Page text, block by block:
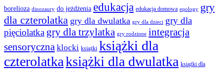
borelioza dinozaury do jeżdżenia edukacja edukacja domowa eqology gry
dla czterolatka gry dla dwulatka gry dla dzieci gry dla
pięciolatka gry dla trzylatka gry rodzinne integracja
sensoryczna klocki książki książki dla
czterolatkaksiążki dla dwulatka książki dla